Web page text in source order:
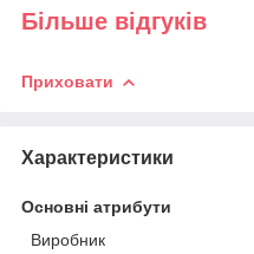
Більше відгуків
Приховати
Характеристики
Основні атрибути
Виробник